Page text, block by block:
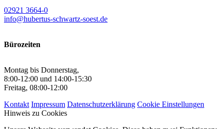
02921 3664-0
info@hubertus-schwartz-soest.de
Bürozeiten
Montag bis Donnerstag,
8:00-12:00 und 14:00-15:30
Freitag, 08:00-12:00
Kontakt Impressum Datenschutzerklärung Cookie Einstellungen
Hinweis zu Cookies